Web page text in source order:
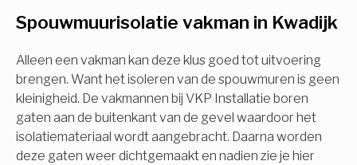
Spouwmuurisolatie vakman in Kwadijk
Alleen een vakman kan deze klus goed tot uitvoering
brengen. Want het isoleren van de spouwmuren is geen
kleinigheid. De vakmannen bij VKP Installatie boren
gaten aan de buitenkant van de gevel waardoor het
isolatiemateriaal wordt aangebracht. Daarna worden
deze gaten weer dichtgemaakt en nadien zie je hier